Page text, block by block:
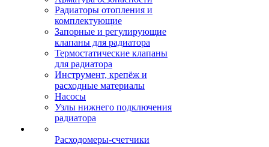
Радиаторы отопления и
комплектующие
Запорные и регулирующие
клапаны для радиатора
Термостатические клапаны
для радиатора
Инструмент, крепёж и
расходные материалы
Насосы
Узлы нижнего подключения
радиатора
Расходомеры-счетчики